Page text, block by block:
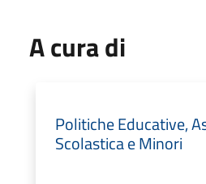
A cura di
Politiche Educative,
Scolastica e Minori